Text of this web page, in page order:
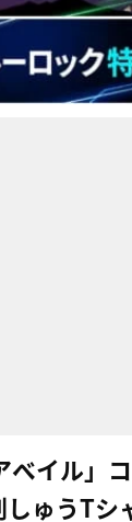
ベイル」
ゅうTシ